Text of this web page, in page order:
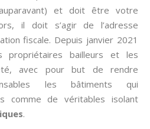
et doit être votre
il doit s’agir de l’adresse
fiscale. Depuis janvier 2021
propriétaires bailleurs et les
avec pour but de rendre
les bâtiments qui
comme de véritables isolant
.